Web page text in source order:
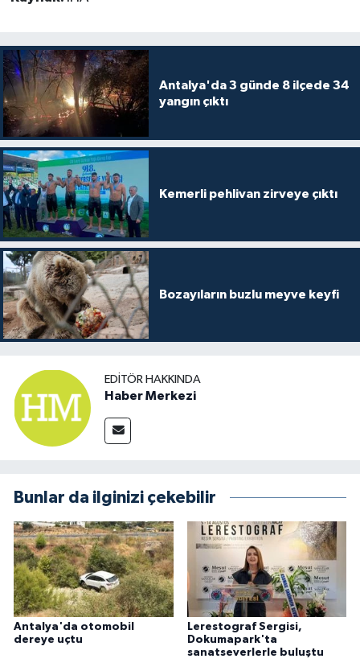
Antalya'da 3 günde 8 ilçede 34
yangın çıktı
Kemerli pehlivan zirveye çıktı
Bozayıların buzlu meyve keyfi
EDITÖR HAKKINDA
Haber Merkezi
Bunlar da ilginizi çekebilir
Antalya'da otomobil
dereye uçtu
Lerestograf Sergisi,
Dokumapark'ta
sanatseverlerle buluştu